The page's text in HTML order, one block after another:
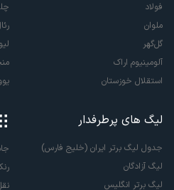
فولاد
ملوان
گل‌گهر
آلومینیوم اراک
استقلال خوزستان
لیگ های پرطرفدار
جدول لیگ برتر ایران (خلیج فارس)
لیگ آزادگان
لیگ برتر انگلیس